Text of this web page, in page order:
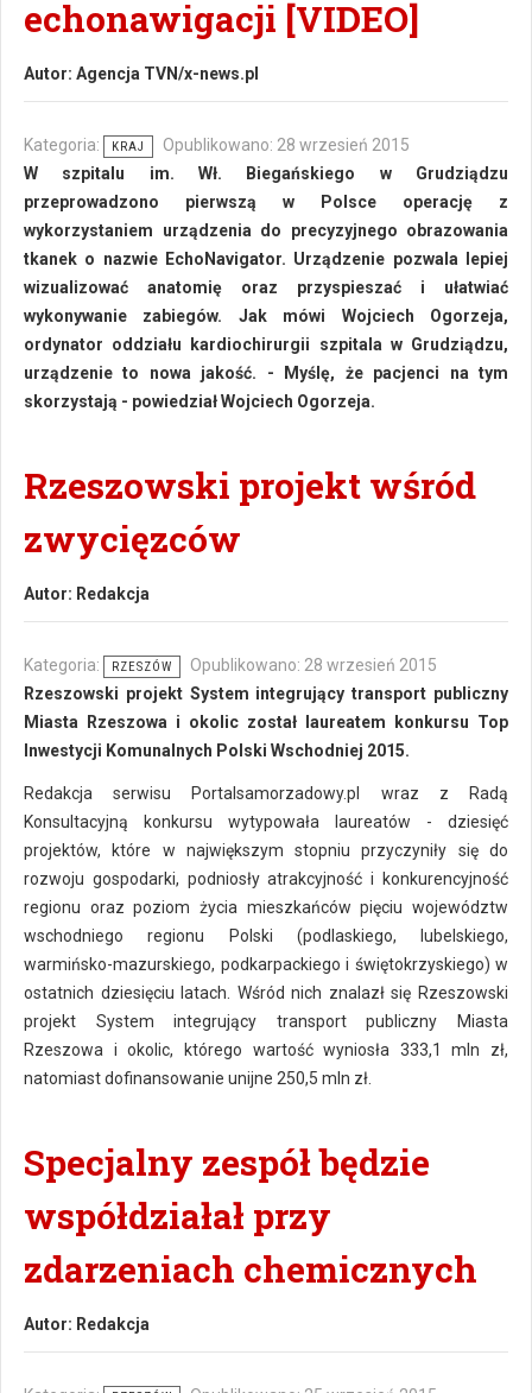
echonawigacji [VIDEO]
Autor: Agencja TVN/x-news.pl
Kategoria: KRAJ
Opublikowano: 28 wrzesień 2015
W szpitalu im. Wł. Biegańskiego w Grudziądzu
przeprowadzono pierwszą w Polsce operację z
wykorzystaniem urządzenia do precyzyjnego obrazowania
tkanek o nazwie EchoNavigator. Urządzenie pozwala lepiej
wizualizować anatomię oraz przyspieszać i ułatwiać
wykonywanie zabiegów. Jak mówi Wojciech Ogorzeja,
ordynator oddziału kardiochirurgii szpitala w Grudziądzu,
urządzenie to nowa jakość. - Myślę, że pacjenci na tym
skorzystają - powiedział Wojciech Ogorzeja.
Rzeszowski projekt wśród
zwycięzców
Autor: Redakcja
Kategoria: RZESZÓW
Opublikowano: 28 wrzesień 2015
Rzeszowski projekt System integrujący transport publiczny
Miasta Rzeszowa i okolic został laureatem konkursu Top
Inwestycji Komunalnych Polski Wschodniej 2015.
Redakcja serwisu Portalsamorzadowy.pl wraz z Radą
Konsultacyjną konkursu wytypowała laureatów - dziesięć
projektów, które w największym stopniu przyczyniły się do
rozwoju gospodarki, podniosły atrakcyjność i konkurencyjność
regionu oraz poziom życia mieszkańców pięciu województw
wschodniego regionu Polski (podlaskiego, lubelskiego,
warmińsko-mazurskiego, podkarpackiego i świętokrzyskiego) w
ostatnich dziesięciu latach. Wśród nich znalazł się Rzeszowski
projekt System integrujący transport publiczny Miasta
Rzeszowa i okolic, którego wartość wyniosła 333,1 mln zł,
natomiast dofinansowanie unijne 250,5 mln zł.
Specjalny zespół będzie
współdziałał przy
zdarzeniach chemicznych
Autor: Redakcja